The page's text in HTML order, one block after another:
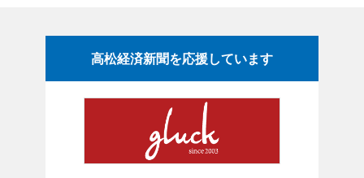
高松経済新聞を応援しています